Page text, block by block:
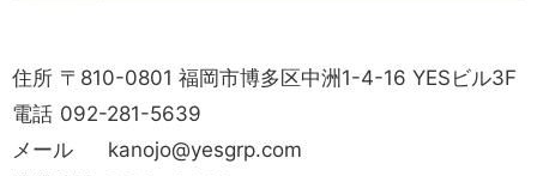
住所 〒810-0801 福岡市博多区中洲1-4-16 YESビル3F
電話 092-281-5639
メール
kanojo@yesgrp.com